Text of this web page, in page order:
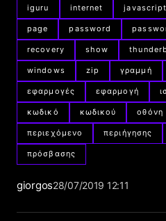
iguru internet javascript
page password
recovery show
windows zip γραμμή
εφαρμογές εφαρμογή
κωδικό κωδικού οθόνη
περιεχόμενο περιήγησης
πρόσβασης
giorgos28/07/2019 12:11